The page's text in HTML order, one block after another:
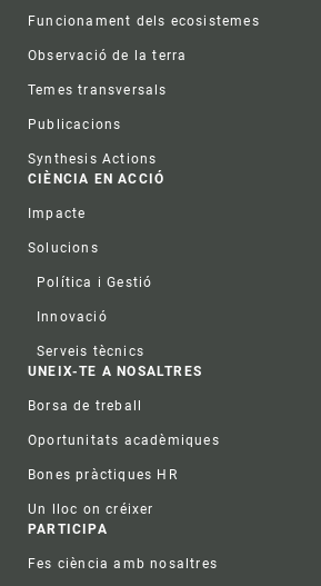
Funcionament dels ecosistemes
Observació de la terra
Temes transversals
Publicacions
Synthesis Actions
CIÈNCIA EN ACCIÓ
Impacte
Solucions
Política i Gestió
Innovació
Serveis tècnics
UNEIX-TE A NOSALTRES
Borsa de treball
Oportunitats acadèmiques
Bones pràctiques HR
Un lloc on créixer
PARTICIPA
Fes ciència amb nosaltres